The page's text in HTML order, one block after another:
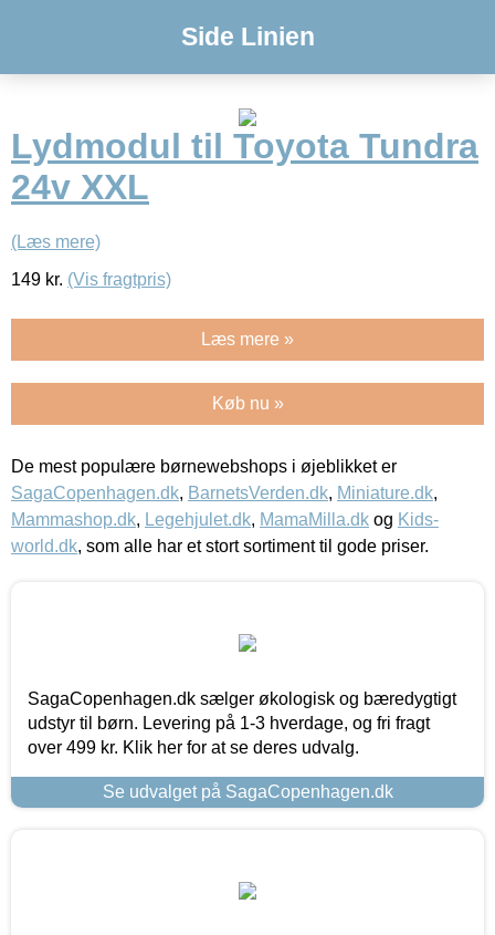
Side Linien
Lydmodul til Toyota Tundra
24v XXL
(Læs mere)
149 kr. (Vis fragtpris)
Læs mere »
Køb nu »
De mest populære børnewebshops i øjeblikket er
SagaCopenhagen.dk, BarnetsVerden.dk, Miniature.dk,
Mammashop.dk, Legehjulet.dk, MamaMilla.dk og Kids-
world.dk, som alle har et stort sortiment til gode priser.
SagaCopenhagen.dk sælger økologisk og bæredygtigt
udstyr til børn. Levering på 1-3 hverdage, og fri fragt
over 499 kr. Klik her for at se deres udvalg.
Se udvalget på SagaCopenhagen.dk